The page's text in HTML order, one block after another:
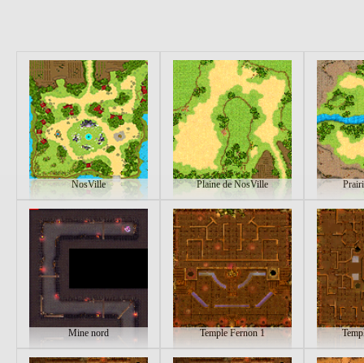
NosVille Plaine de NosVille
Mine nord Temple Fernon 1